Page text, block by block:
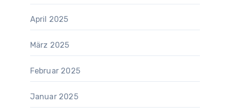
April 2025
März 2025
Februar 2025
Januar 2025